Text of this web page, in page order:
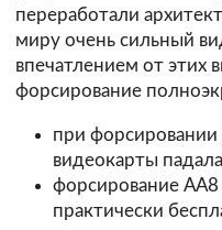
переработали
миру очень сильный
впечатлением от этих
форсирование
при
видеокарты
форсирование
практически